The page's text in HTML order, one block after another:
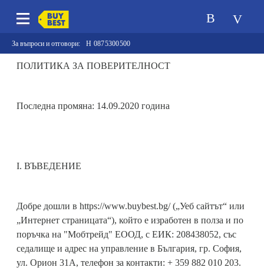
За въпроси и отговори: 0875300500
ПОЛИТИКА ЗА ПОВЕРИТЕЛНОСТ
Последна промяна: 14.09.2020 година
I. ВЪВЕДЕНИЕ
Добре дошли в https://www.buybest.bg/ („Уеб сайтът“ или
„Интернет страницата“), който е изработен в полза и по
поръчка на "Мобтрейд" ЕООД, с ЕИК: 208438052, със
седалище и адрес на управление в България, гр. София,
ул. Орион 31А, телефон за контакти: + 359 882 010 203.